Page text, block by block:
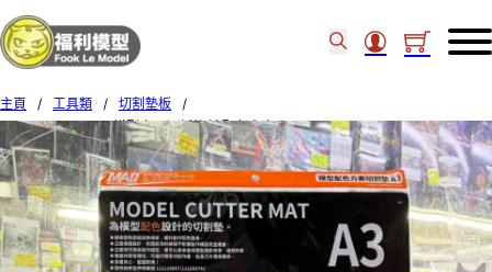
主頁 / 工具類 / 切割墊板
/
MADWORKS MAD模型專用切割墊 連配色方案 A3 MH-09